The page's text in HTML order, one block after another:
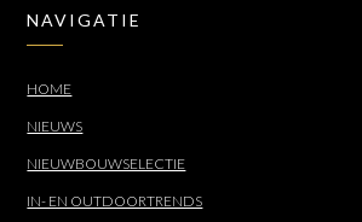
NAVIGATIE
HOME
NIEUWS
NIEUWBOUWSELECTIE
IN- EN OUTDOORTRENDS